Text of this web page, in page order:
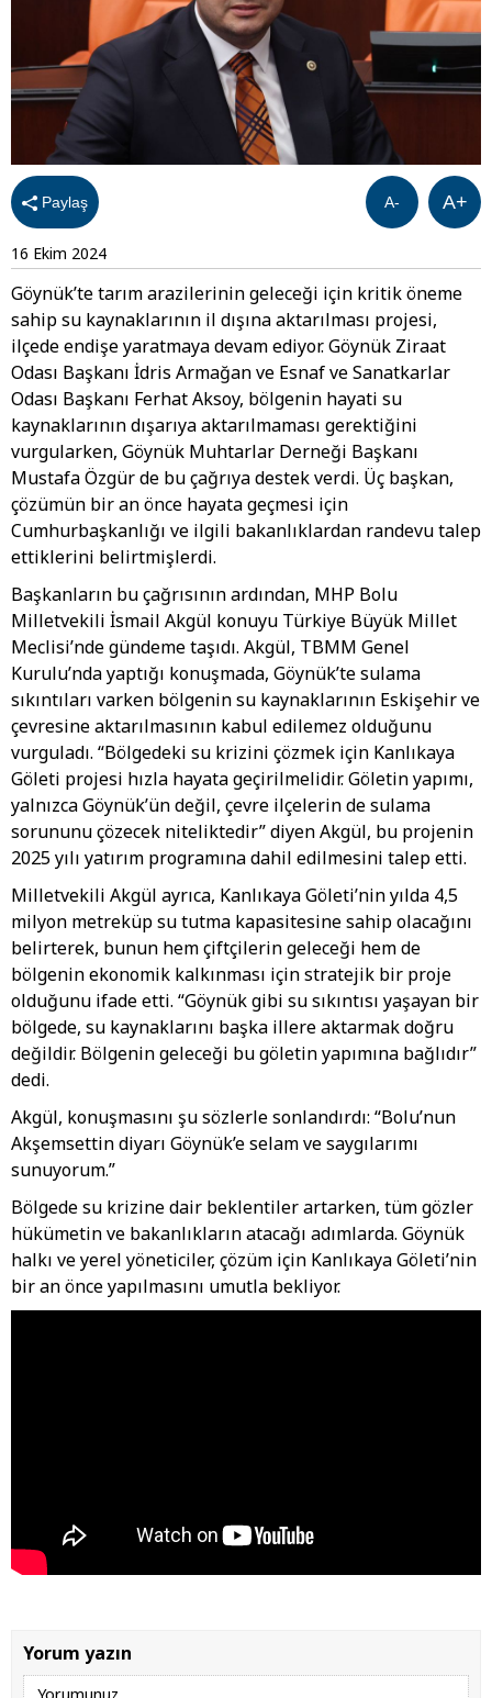
Paylaş A+
A-
16 Ekim 2024
Göynük’te tarım arazilerinin geleceği için kritik öneme
sahip su kaynaklarının il dışına aktarılması projesi,
ilçede endişe yaratmaya devam ediyor. Göynük Ziraat
Odası Başkanı İdris Armağan ve Esnaf ve Sanatkarlar
Odası Başkanı Ferhat Aksoy, bölgenin hayati su
kaynaklarının dışarıya aktarılmaması gerektiğini
vurgularken, Göynük Muhtarlar Derneği Başkanı
Mustafa Özgür de bu çağrıya destek verdi. Üç başkan,
çözümün bir an önce hayata geçmesi için
Cumhurbaşkanlığı ve ilgili bakanlıklardan randevu talep
ettiklerini belirtmişlerdi.
Başkanların bu çağrısının ardından, MHP Bolu
Milletvekili İsmail Akgül konuyu Türkiye Büyük Millet
Meclisi’nde gündeme taşıdı. Akgül, TBMM Genel
Kurulu’nda yaptığı konuşmada, Göynük’te sulama
sıkıntıları varken bölgenin su kaynaklarının Eskişehir ve
çevresine aktarılmasının kabul edilemez olduğunu
vurguladı. “Bölgedeki su krizini çözmek için Kanlıkaya
Göleti projesi hızla hayata geçirilmelidir. Göletin yapımı,
yalnızca Göynük’ün değil, çevre ilçelerin de sulama
sorununu çözecek niteliktedir” diyen Akgül, bu projenin
2025 yılı yatırım programına dahil edilmesini talep etti.
Milletvekili Akgül ayrıca, Kanlıkaya Göleti’nin yılda 4,5
milyon metreküp su tutma kapasitesine sahip olacağını
belirterek, bunun hem çiftçilerin geleceği hem de
bölgenin ekonomik kalkınması için stratejik bir proje
olduğunu ifade etti. “Göynük gibi su sıkıntısı yaşayan bir
bölgede, su kaynaklarını başka illere aktarmak doğru
değildir. Bölgenin geleceği bu göletin yapımına bağlıdır”
dedi.
Akgül, konuşmasını şu sözlerle sonlandırdı: “Bolu’nun
Akşemsettin diyarı Göynük’e selam ve saygılarımı
sunuyorum.”
Bölgede su krizine dair beklentiler artarken, tüm gözler
hükümetin ve bakanlıkların atacağı adımlarda. Göynük
halkı ve yerel yöneticiler, çözüm için Kanlıkaya Göleti’nin
bir an önce yapılmasını umutla bekliyor.
Yorum yazın